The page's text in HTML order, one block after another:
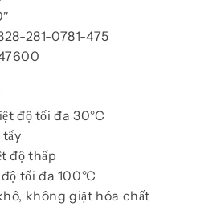
281-0781-475
độ tối đa 30°C
độ thấp
tối đa 100°C
không giặt hóa chất